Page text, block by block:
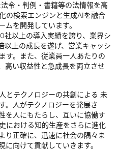
令・判例・書籍等の法情報を高
の検索エンジンと生成AIを融合
ムを開発しています。
以上の導入実績を誇り、業界シ
以上の成長を遂げ、営業キャッシ
す。また、従業員一人あたりの
高い収益性と急成長を両立させ
とテクノロジーの共創による 未
。人がテクノロジーを発展さ
を人にもたらし、互いに協働す
における知的生産をさらに進化
り正確に、迅速に社会の隅々ま
に向けて貢献していきます。